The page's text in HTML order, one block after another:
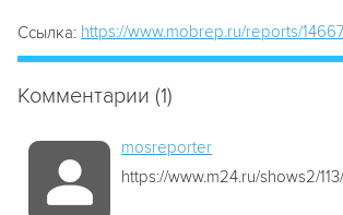
Ссылка: https://www.mobrep.ru/reports/
Комментарии (1)
mosreporter
https://www.m24.ru/shows2/